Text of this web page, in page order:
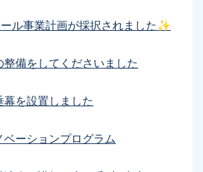
ル事業計画が採択されました✨
備をしてくださいました
を設置しました
ーションプログラム